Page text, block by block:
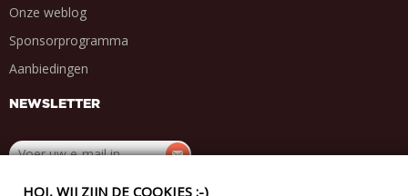
Onze weblog
Sponsorprogramma
Aanbiedingen
NEWSLETTER
HOI, WIJ ZIJN DE COOKIES :-)